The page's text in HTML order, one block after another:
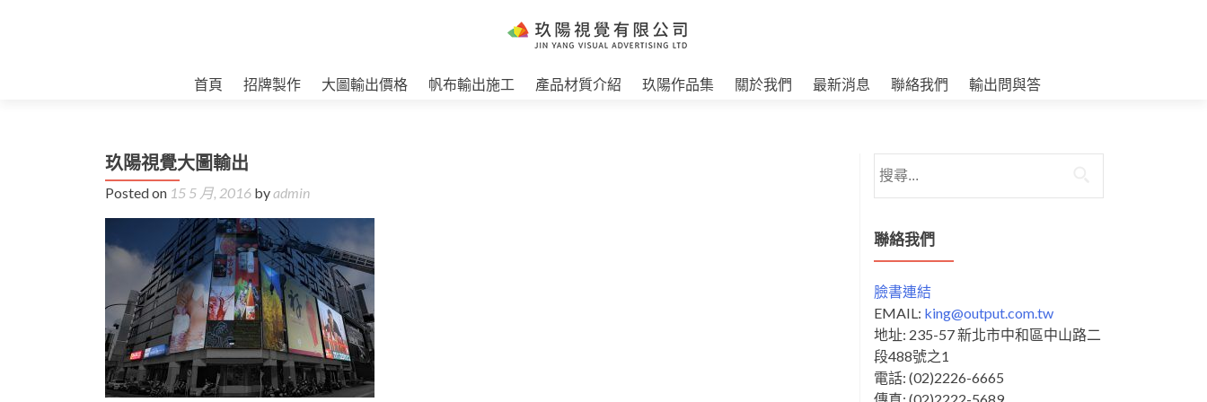
首頁 招牌製作 大圖輸出價格 帆布輸出施工 產品材質介紹 玖陽作品集 關於我們 最新消息 聯絡我們 輸出問與答
玖陽視覺大圖輸出
Posted on 15 5 月, 2016 byadmin
尋
鍵
字:
聯絡我們
臉書連結
EMAIL: king@output.com.tw
地址: 235-57 新北市中和區中山路二
段488號之1
電話: (02)2226-6665